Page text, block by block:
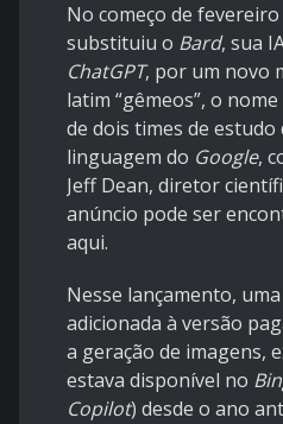
No começo de fevereiro
substituiu o Bard, sua
ChatGPT, por um novo
latim “gêmeos”, o
de dois times de estudo
linguagem do Google,
Jeff Dean, diretor
anúncio pode ser
aqui.
Nesse lançamento,
adicionada à versão
a geração de imagens,
estava disponível no
Copilot) desde o ano